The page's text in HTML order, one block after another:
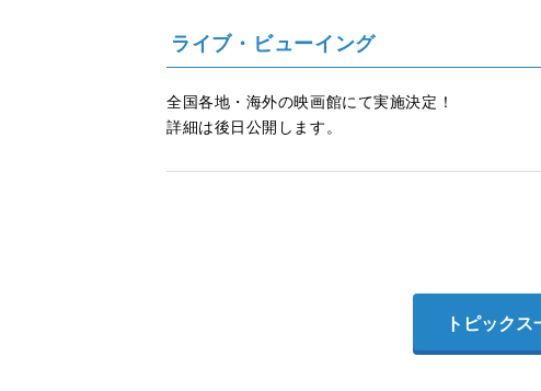
ライブ・ビューイング
全国各地・海外の映画館にて実施決定！
詳細は後日公開します。
トピック